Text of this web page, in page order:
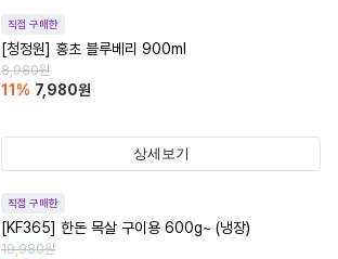
직접 구매한
[청정원] 홍초 블루베리 900ml
8,980원
11 % 7,980원
상세보기
직접 구매한
[KF365] 한돈 목살 구이용 600g~ (냉장)
19,980원